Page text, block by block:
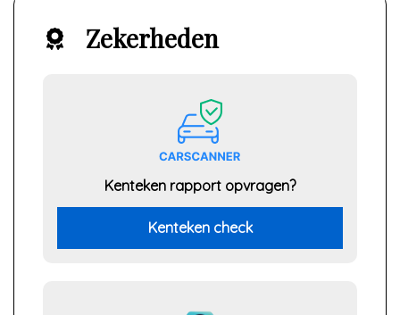
Zekerheden
Kenteken rapport opvragen?
Kenteken check